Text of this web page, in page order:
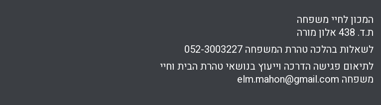
המכון לחיי משפחה
ת.ד. 438 אלון מורה
לשאלות בהלכה טהרת המשפחה 052-3003227
לתיאום פגישה הדרכה וייעוץ בנושאי טהרת הבית וחיי
משפחה elm.mahon@gmail.com